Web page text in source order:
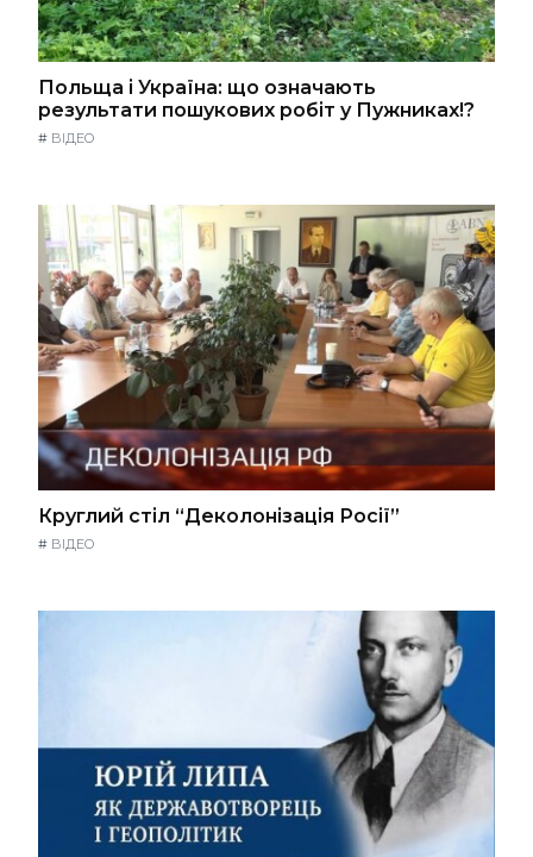
Польща і Україна: що означають
результати пошукових робіт у Пужниках!?
# ВІДЕО
Круглий стіл “Деколонізація Росії”
# ВІДЕО